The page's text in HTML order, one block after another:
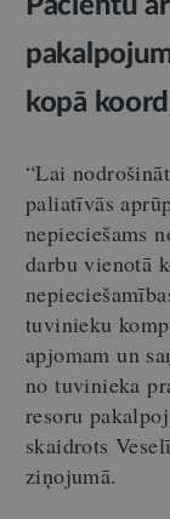
kopā
“Lai
paliatīvās
nepieciešams
darbu vienotā
tuvinieku
apjomam un
no tuvinieka
resoru
skaidrots
ziņojumā.